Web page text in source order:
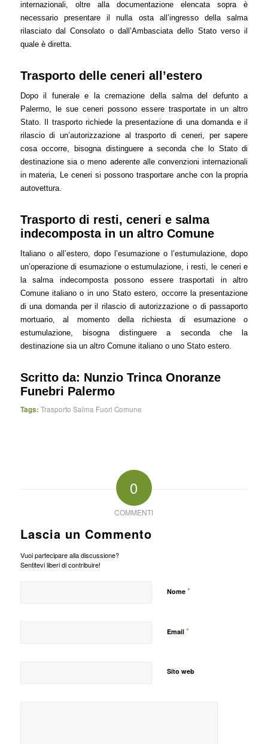
internazionali, oltre alla documentazione elencata sopra è
necessario presentare il nulla osta all’ingresso della salma
rilasciato dal Consolato o dall’Ambasciata dello Stato verso il
quale è diretta.
Trasporto delle ceneri all’estero
Dopo il funerale e la cremazione della salma del defunto a
Palermo, le sue ceneri possono essere trasportate in un altro
Stato. Il trasporto richiede la presentazione di una domanda e il
rilascio di un’autorizzazione al trasporto di ceneri, per sapere
cosa occorre, bisogna distinguere a seconda che lo Stato di
destinazione sia o meno aderente alle convenzioni internazionali
in materia, Le ceneri si possono trasportare anche con la propria
autovettura.
Trasporto di resti, ceneri e salma
indecomposta in un altro Comune
Italiano o all’estero, dopo l’esumazione o l’estumulazione, dopo
un’operazione di esumazione o estumulazione, i resti, le ceneri e
la salma indecomposta possono essere trasportati in altro
Comune italiano o in uno Stato estero, occorre la presentazione
di una domanda per il rilascio di autorizzazione o di passaporto
mortuario, al momento della richiesta di esumazione o
estumulazione, bisogna distinguere a seconda che la
destinazione sia un altro Comune italiano o uno Stato estero.
Scritto da: Nunzio Trinca Onoranze
Funebri Palermo
Tags: Trasporto Salma Fuori Comune
0
COMMENTI
Lascia un Commento
Vuoi partecipare alla discussione?
Sentitevi liberi di contribuire!
Nome *
Email *
Sito web